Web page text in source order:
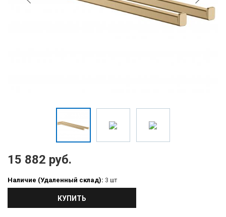
15 882 руб.
Наличие (Удаленный склад): 3 шт
КУПИТЬ